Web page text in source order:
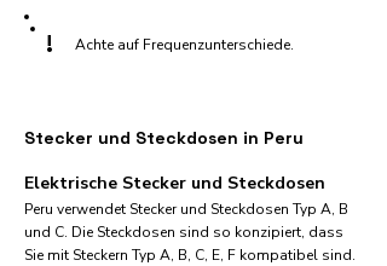
! Achte auf Frequenzunterschiede.
Stecker und Steckdosen in Peru
Elektrische Stecker und Steckdosen
Peru verwendet Stecker und Steckdosen Typ A, B
und C. Die Steckdosen sind so konzipiert, dass
Sie mit Steckern Typ A, B, C, E, F kompatibel sind.